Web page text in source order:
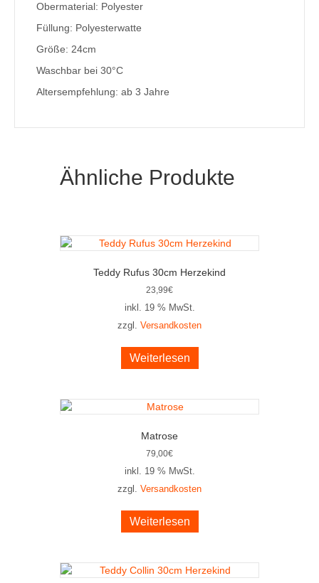
Obermaterial: Polyester
Füllung: Polyesterwatte
Größe: 24cm
Waschbar bei 30°C
Altersempfehlung: ab 3 Jahre
Ähnliche Produkte
Teddy Rufus 30cm Herzekind
23,99€
inkl. 19 % MwSt.
zzgl. Versandkosten
Weiterlesen
Matrose
79,00€
inkl. 19 % MwSt.
zzgl. Versandkosten
Weiterlesen